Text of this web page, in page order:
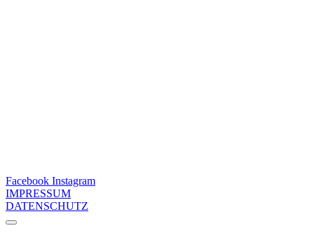
Facebook Instagram
IMPRESSUM
DATENSCHUTZ